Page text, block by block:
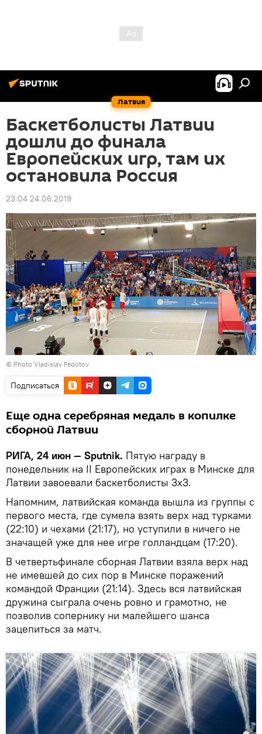
Латвия
Баскетболисты Латвии
дошли до финала
Европейских игр, там их
остановила Россия
23:04 24.06.2019
© Photo Vladislav Fedotov
Подписаться
Еще одна серебряная медаль в копилке
сборной Латвии
РИГА, 24 июн — Sputnik. Пятую награду в
понедельник на II Европейских играх в Минске для
Латвии завоевали баскетболисты 3х3.
Напомним, латвийская команда вышла из группы с
первого места, где сумела взять верх над турками
(22:10) и чехами (21:17), но уступили в ничего не
значащей уже для нее игре голландцам (17:20).
В четвертьфинале сборная Латвии взяла верх над
не имевшей до сих пор в Минске поражений
командой Франции (21:14). Здесь вся латвийская
дружина сыграла очень ровно и грамотно, не
позволив сопернику ни малейшего шанса
зацепиться за матч.